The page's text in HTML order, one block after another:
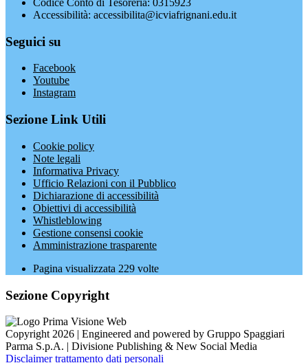
Codice Conto di Tesoreria: 0315923
Accessibilità: accessibilita@icviafrignani.edu.it
Seguici su
Facebook
Youtube
Instagram
Sezione Link Utili
Cookie policy
Note legali
Informativa Privacy
Ufficio Relazioni con il Pubblico
Dichiarazione di accessibilità
Obiettivi di accessibilità
Whistleblowing
Gestione consensi cookie
Amministrazione trasparente
Pagina visualizzata 229 volte
Sezione Copyright
Copyright 2026 | Engineered and powered by Gruppo Spaggiari
Parma S.p.A. | Divisione Publishing & New Social Media
Disclaimer trattamento dati personali